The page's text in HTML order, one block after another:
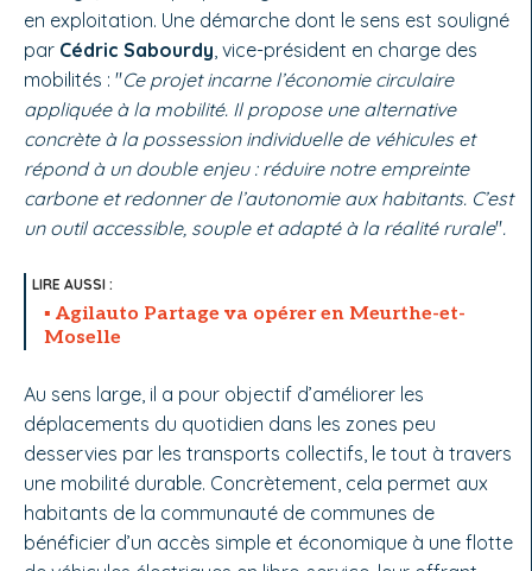
en exploitation. Une démarche dont le sens est souligné
par Cédric Sabourdy , vice-président en charge des
mobilités : "Ce projet incarne l’économie circulaire
appliquée à la mobilité. Il propose une alternative
concrète à la possession individuelle de véhicules et
répond à un double enjeu : réduire notre empreinte
carbone et redonner de l’autonomie aux habitants. C’est
un outil accessible, souple et adapté à la réalité rurale".
Agilauto Partage va opérer en Meurthe-et-
Moselle
Au sens large, il a pour objectif d’améliorer les
déplacements du quotidien dans les zones peu
desservies par les transports collectifs, le tout à travers
une mobilité durable. Concrètement, cela permet aux
habitants de la communauté de communes de
bénéficier d’un accès simple et économique à une flotte